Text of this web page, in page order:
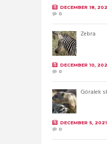
DECEMBER 18,
0
Zebra
DECEMBER 10,
0
Góralek
DECEMBER 5, 2021
0